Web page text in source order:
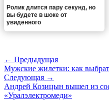
Ролик длится пару секунд, но
вы будете в шоке от
увиденного
← Предыдущая
Мужские жилетки: как
Следующая →
Андрей Козицын вышел из
«Уралэлектромеди»